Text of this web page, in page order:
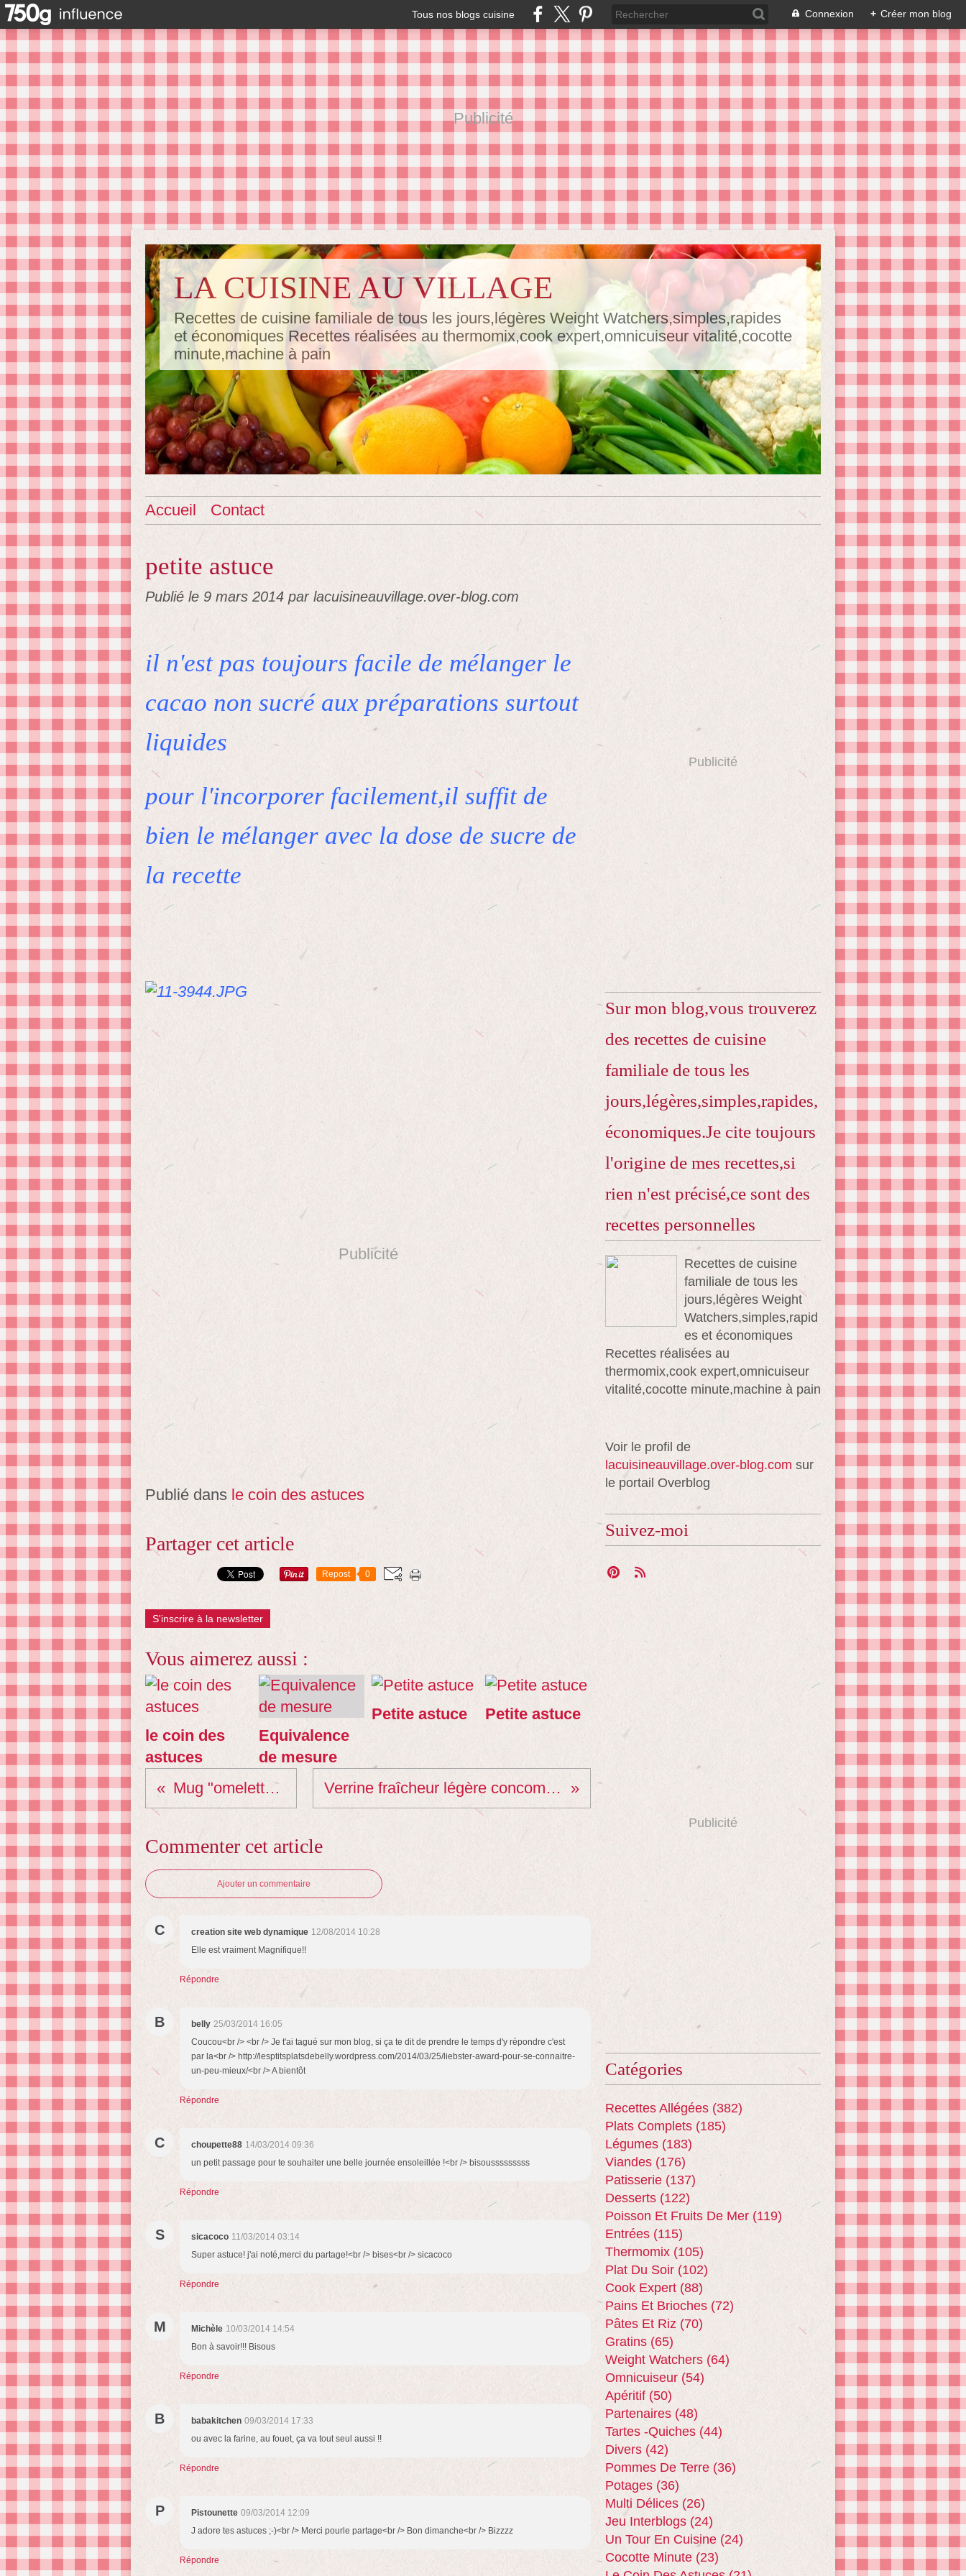
Tous nos blogs cuisine Connexion + Créer mon blog
Publicité
LA CUISINE AU VILLAGE
Recettes de cuisine familiale de tous les jours,légères Weight Watchers,simples,rapides
et économiques Recettes réalisées au thermomix,cook expert,omnicuiseur vitalité,cocotte
minute,machine à pain
Accueil Contact
petite astuce
Publié le 9 mars 2014 par lacuisineauvillage.over-blog.com
il n'est pas toujours facile de mélanger le
cacao non sucré aux préparations surtout
liquides
pour l'incorporer facilement,il suffit de
bien le mélanger avec la dose de sucre de
la recette
Publicité
Publié dans le coin des astuces
Partager cet article
Repost 0
S'inscrire à la newsletter
Vous aimerez aussi :
le coin des
astuces
Equivalence
de mesure
Petite astuce Petite astuce
Mug "omelette" au micro onde Verrine fraîcheur légère concombre/saumon fumé/fines herbes
Commenter cet article
Ajouter un commentaire
C creation site web dynamique 12/08/2014 10:28
Elle est vraiment Magnifique!!
Répondre
B belly 25/03/2014 16:05
Coucou<br /> <br /> Je t'ai tagué sur mon blog, si ça te dit de prendre le temps d'y répondre c'est
par la<br /> http://lesptitsplatsdebelly.wordpress.com/2014/03/25/liebster-award-pour-se-connaitre-
un-peu-mieux/<br /> A bientôt
Répondre
C choupette88 14/03/2014 09:36
un petit passage pour te souhaiter une belle journée ensoleillée !<br /> bisousssssssss
Répondre
S sicacoco 11/03/2014 03:14
Super astuce! j'ai noté,merci du partage!<br /> bises<br /> sicacoco
Répondre
M Michèle 10/03/2014 14:54
Bon à savoir!!! Bisous
Répondre
B babakitchen 09/03/2014 17:33
ou avec la farine, au fouet, ça va tout seul aussi !!
Répondre
P Pistounette 09/03/2014 12:09
J adore tes astuces ;-)<br /> Merci pourle partage<br /> Bon dimanche<br /> Bizzzz
Répondre
Publicité
Sur mon blog,vous trouverez
des recettes de cuisine
familiale de tous les
jours,légères,simples,rapides,
économiques.Je cite toujours
l'origine de mes recettes,si
rien n'est précisé,ce sont des
recettes personnelles
Recettes de cuisine
familiale de tous les
jours,légères Weight
Watchers,simples,rapid
es et économiques
Recettes réalisées au
thermomix,cook expert,omnicuiseur
vitalité,cocotte minute,machine à pain
Voir le profil de
lacuisineauvillage.over-blog.com sur
le portail Overblog
Suivez-moi
Publicité
Catégories
Recettes Allégées (382)
Plats Complets (185)
Légumes (183)
Viandes (176)
Patisserie (137)
Desserts (122)
Poisson Et Fruits De Mer (119)
Entrées (115)
Thermomix (105)
Plat Du Soir (102)
Cook Expert (88)
Pains Et Brioches (72)
Pâtes Et Riz (70)
Gratins (65)
Weight Watchers (64)
Omnicuiseur (54)
Apéritif (50)
Partenaires (48)
Tartes -quiches (44)
Divers (42)
Pommes De Terre (36)
Potages (36)
Multi Délices (26)
Jeu Interblogs (24)
Un Tour En Cuisine (24)
Cocotte Minute (23)